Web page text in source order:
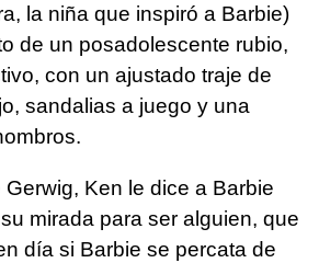
la niña que inspiró a Barbie)
de un posadolescente rubio,
con un ajustado traje de
sandalias a juego y una
Ken le dice a Barbie
mirada para ser alguien, que
día si Barbie se percata de